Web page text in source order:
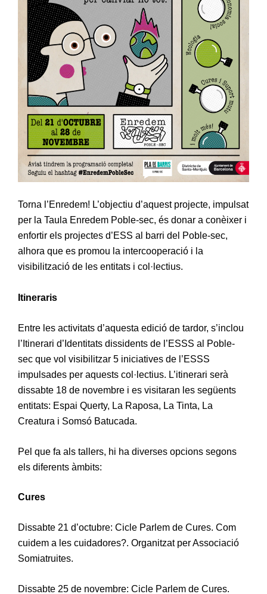
Torna l’Enredem! L’objectiu d’aquest projecte, impulsat
per la Taula Enredem Poble-sec, és donar a conèixer i
enfortir els projectes d’ESS al barri del Poble-sec,
alhora que es promou la intercooperació i la
visibilització de les entitats i col·lectius.
Itineraris
Entre les activitats d’aquesta edició de tardor, s’inclou
l’Itinerari d’Identitats dissidents de l’ESSS al Poble-
sec que vol visibilitzar 5 iniciatives de l’ESSS
impulsades per aquests col·lectius. L’itinerari serà
dissabte 18 de novembre i es visitaran les següents
entitats: Espai Querty, La Raposa, La Tinta, La
Creatura i Somsó Batucada.
Pel que fa als tallers, hi ha diverses opcions segons
els diferents àmbits:
Cures
Dissabte 21 d’octubre: Cicle Parlem de Cures. Com
cuidem a les cuidadores?. Organitzat per Associació
Somiatruites.
Dissabte 25 de novembre: Cicle Parlem de Cures.